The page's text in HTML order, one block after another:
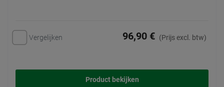
Vergelijken 96,90 € (Prijs excl. btw)
Product bekijken